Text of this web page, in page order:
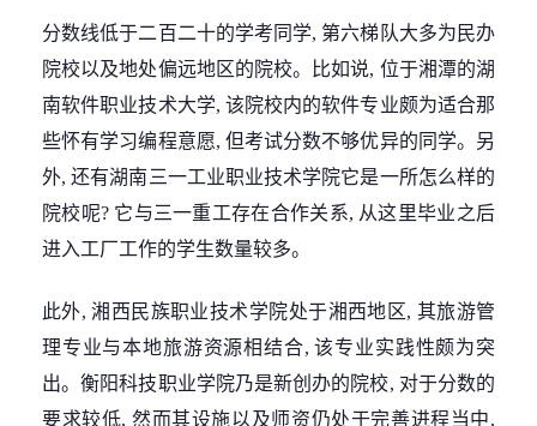
分数线低于二百二十的学考同学, 第六梯队大多为民办
院校以及地处偏远地区的院校。比如说, 位于湘潭的湖
南软件职业技术大学, 该院校内的软件专业颇为适合那
些怀有学习编程意愿, 但考试分数不够优异的同学。另
外, 还有湖南三一工业职业技术学院它是一所怎么样的
院校呢? 它与三一重工存在合作关系, 从这里毕业之后
进入工厂工作的学生数量较多。
此外, 湘西民族职业技术学院处于湘西地区, 其旅游管
理专业与本地旅游资源相结合, 该专业实践性颇为突
出。衡阳科技职业学院乃是新创办的院校, 对于分数的
要求较低, 然而其设施以及师资仍处于完善进程当中,